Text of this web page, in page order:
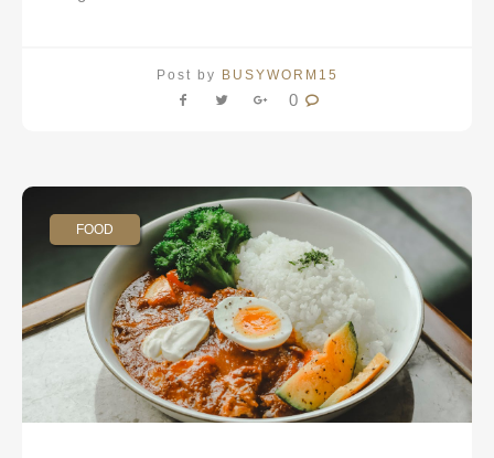
Post by BUSYWORM15
0
FOOD